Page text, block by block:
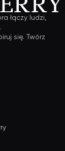
łączy ludzi,
się. Twórz